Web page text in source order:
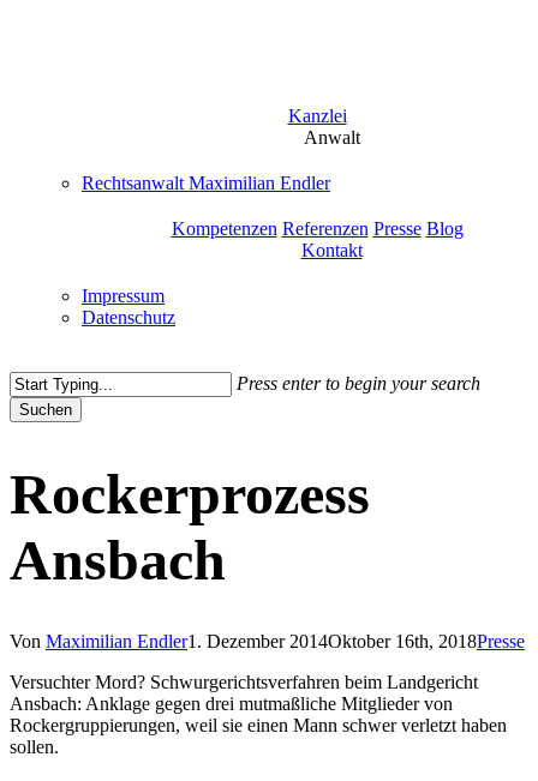
Kanzlei
Anwalt
Rechtsanwalt Maximilian Endler
Kompetenzen Referenzen Presse Blog
Kontakt
Impressum
Datenschutz
Press enter to begin your search
Suchen
Rockerprozess
Ansbach
Von Maximilian Endler1. Dezember 2014Oktober 16th, 2018Presse
Versuchter Mord? Schwurgerichtsverfahren beim Landgericht
Ansbach: Anklage gegen drei mutmaßliche Mitglieder von
Rockergruppierungen, weil sie einen Mann schwer verletzt haben
sollen.